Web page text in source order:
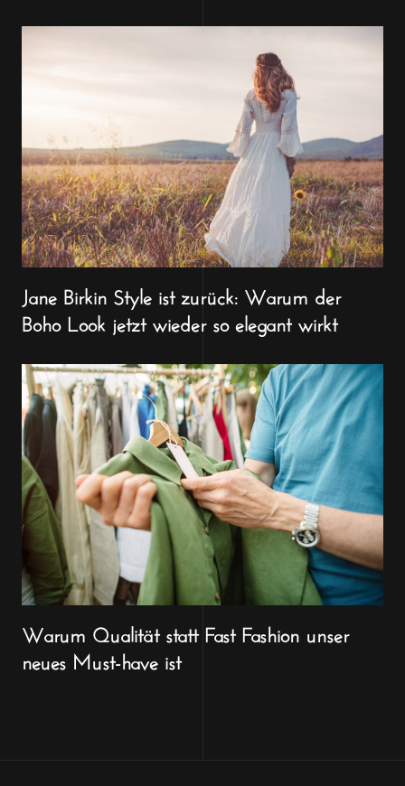
Jane Birkin Style ist zurück: Warum der
Boho Look jetzt wieder so elegant wirkt
Warum Qualität statt Fast Fashion unser
neues Must-have ist